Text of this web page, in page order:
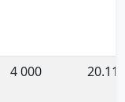
4 000